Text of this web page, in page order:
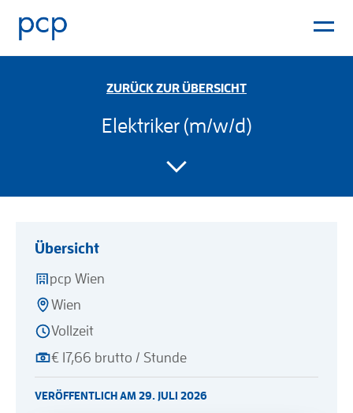
ZURÜCK ZUR ÜBERSICHT
Elektriker (m/w/d)
Übersicht
pcp Wien
Wien
Vollzeit
€ 17,66 brutto / Stunde
VERÖFFENTLICH AM 29. JULI 2026